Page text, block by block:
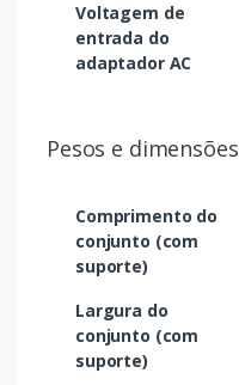
Voltagem de
entrada do
adaptador AC
Pesos e dimensões
Comprimento do
conjunto (com
suporte)
Largura do
conjunto (com
suporte)